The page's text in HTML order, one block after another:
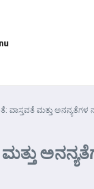
ವಾಸ್ತವತೆ ಮತ್ತು ಅನನ್ಯತೆಗಳ
ಮತ್ತು